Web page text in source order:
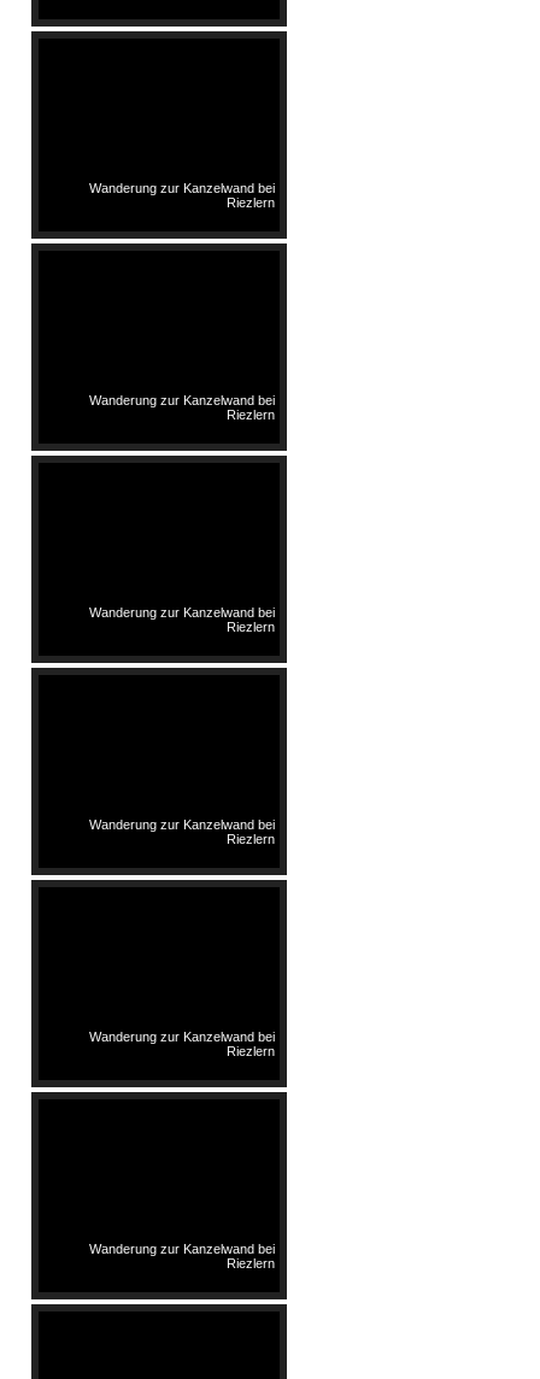
Wanderung zur Kanzelwand bei
Riezlern
Wanderung zur Kanzelwand bei
Riezlern
Wanderung zur Kanzelwand bei
Riezlern
Wanderung zur Kanzelwand bei
Riezlern
Wanderung zur Kanzelwand bei
Riezlern
Wanderung zur Kanzelwand bei
Riezlern